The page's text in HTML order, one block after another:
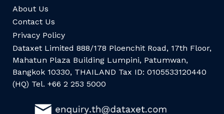
About Us
Contact Us
Privacy Policy
Dataxet Limited 888/178 Ploenchit Road, 17th Floor,
Mahatun Plaza Building Lumpini, Patumwan,
Bangkok 10330, THAILAND Tax ID: 0105533120440
(HQ) Tel. +66 2 253 5000